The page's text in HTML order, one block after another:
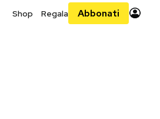
Shop Regala Abbonati